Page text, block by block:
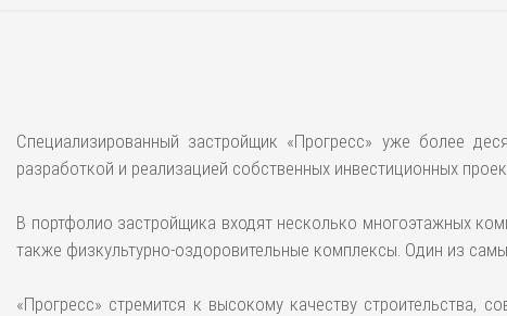
Специализированный застройщик «Прогресс» уже более
разработкой и реализацией собственных инвестиционных
В портфолио застройщика входят несколько многоэтажных
также физкультурно-оздоровительные комплексы. Один из
«Прогресс» стремится к высокому качеству